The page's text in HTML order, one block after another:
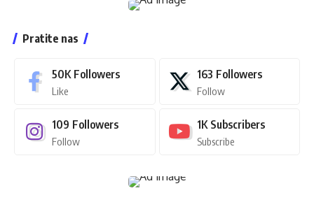
Pratite nas
50K Followers
Like
163 Followers
Follow
109 Followers
Follow
1K Subscribers
Subscribe